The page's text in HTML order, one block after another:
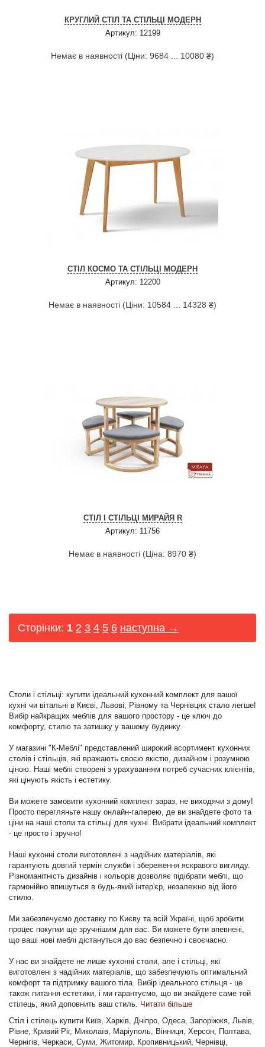
КРУГЛИЙ СТІЛ ТА СТІЛЬЦІ МОДЕРН
Артикул: 12199
Немає в наявності (Ціни: 9684 ... 10080 ₴)
СТІЛ КОСМО ТА СТІЛЬЦІ МОДЕРН
Артикул: 12200
Немає в наявності (Ціни: 10584 ... 14328 ₴)
СТІЛ І СТІЛЬЦІ МИРАЙЯ R
Артикул: 11756
Немає в наявності (Ціна: 8970 ₴)
Сторінки: 1 2 3 4 5 6 наступна →
Столи і стільці: купити ідеальний кухонний комплект для вашої
кухні чи вітальні в Києві, Львові, Рівному та Чернівцях стало легше!
Вибір найкращих меблів для вашого простору - це ключ до
комфорту, стилю та затишку у вашому будинку.
У магазині "К-Меблі" представлений широкий асортимент кухонних
столів і стільців, які вражають своєю якістю, дизайном і розумною
ціною. Наші меблі створені з урахуванням потреб сучасних клієнтів,
які цінують якість і естетику.
Ви можете замовити кухонний комплект зараз, не виходячи з дому!
Просто перегляньте нашу онлайн-галерею, де ви знайдете фото та
ціни на наші столи та стільці для кухні. Вибрати ідеальний комплект
- це просто і зручно!
Наші кухонні столи виготовлені з надійних матеріалів, які
гарантують довгий термін служби і збереження яскравого вигляду.
Різноманітність дизайнів і кольорів дозволяє підібрати меблі, що
гармонійно впишуться в будь-який інтер'єр, незалежно від його
стилю.
Ми забезпечуємо доставку по Києву та всій Україні, щоб зробити
процес покупки ще зручнішим для вас. Ви можете бути впевнені,
що ваші нові меблі дістануться до вас безпечно і своєчасно.
У нас ви знайдете не лише кухонні столи, але і стільці, які
виготовлені з надійних матеріалів, що забезпечують оптимальний
комфорт та підтримку вашого тіла. Вибір ідеального стільця - це
також питання естетики, і ми гарантуємо, що ви знайдете саме той
стілець, який доповнить ваш стиль. Читати більше
Стіл і стілець купити Київ, Харків, Дніпро, Одеса, Запоріжжя, Львів,
Рівне, Кривий Ріг, Миколаїв, Маріуполь, Вінниця, Херсон, Полтава,
Чернігів, Черкаси, Суми, Житомир, Кропивницький, Чернівці,